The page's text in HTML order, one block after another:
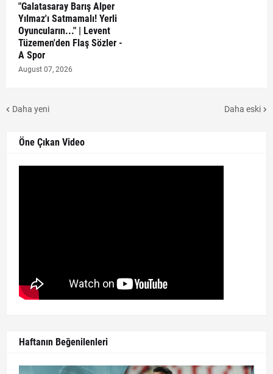
"Galatasaray Barış Alper
Yılmaz'ı Satmamalı! Yerli
Oyuncuların..." | Levent
Tüzemen'den Flaş Sözler -
A Spor
August 07, 2026
Daha yeni Daha eski
Öne Çıkan Video
Haftanın Beğenilenleri